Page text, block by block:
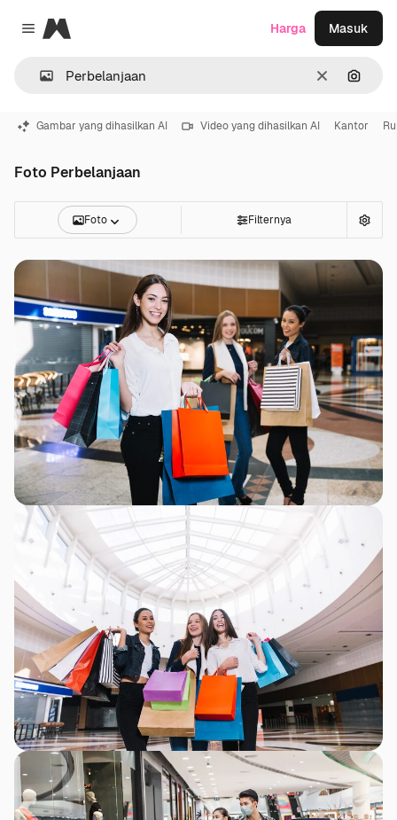
Close menu
Magnific
Jernih
Harga Masuk
Gambar yang dihasilkan AI Video yang dihasilkan AI Kantor
Foto Perbelanjaan
Foto Filternya